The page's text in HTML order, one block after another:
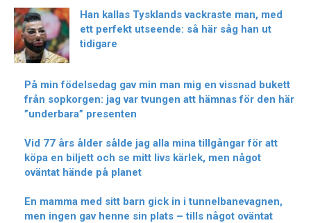
Han kallas Tysklands vackraste man, med
ett perfekt utseende: så här såg han ut
tidigare
På min födelsedag gav min man mig en vissnad bukett
från sopkorgen: jag var tvungen att hämnas för den här
”underbara” presenten
Vid 77 års ålder sålde jag alla mina tillgångar för att
köpa en biljett och se mitt livs kärlek, men något
oväntat hände på planet
En mamma med sitt barn gick in i tunnelbanevagnen,
men ingen gav henne sin plats – tills något oväntat